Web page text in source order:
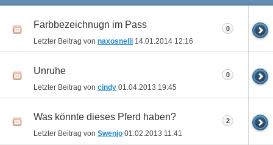
Farbbezeichnugn im Pass
Letzter Beitrag von naxosnelli 14.01.2014 12:16
0
Unruhe
Letzter Beitrag von cindy 01.04.2013 19:45
0
Was könnte dieses Pferd haben?
Letzter Beitrag von Swenjo 01.02.2013 11:41
2